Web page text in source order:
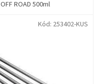
ROAD 500ml
Kód: 253402-KUS